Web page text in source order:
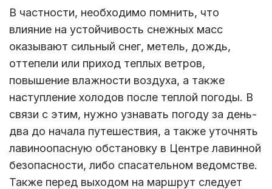
В частности, необходимо помнить, что
влияние на устойчивость снежных масс
оказывают сильный снег, метель, дождь,
оттепели или приход теплых ветров,
повышение влажности воздуха, а также
наступление холодов после теплой погоды. В
связи с этим, нужно узнавать погоду за день-
два до начала путешествия, а также уточнять
лавиноопасную обстановку в Центре лавинной
безопасности, либо спасательном ведомстве.
Также перед выходом на маршрут следует